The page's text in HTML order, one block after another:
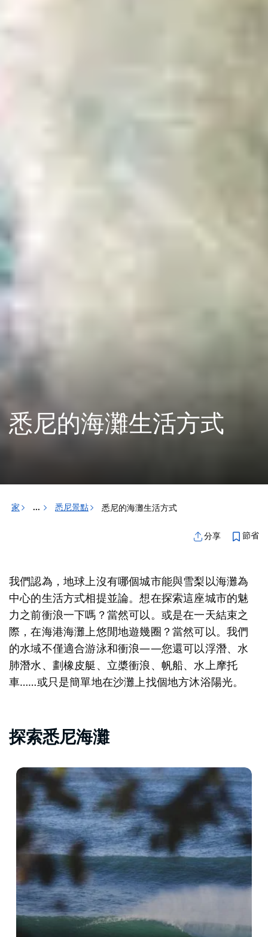
悉尼的海灘生活方式
家 ... 悉尼景點 悉尼的海灘生活方式
分享 節省
我們認為，地球上沒有哪個城市能與雪梨以海灘為
中心的生活方式相提並論。想在探索這座城市的魅
力之前衝浪一下嗎？當然可以。或是在一天結束之
際，在海港海灘上悠閒地遊幾圈？當然可以。我們
的水域不僅適合游泳和衝浪——您還可以浮潛、水
肺潛水、劃橡皮艇、立槳衝浪、帆船、水上摩托
車……或只是簡單地在沙灘上找個地方沐浴陽光。
探索悉尼海灘